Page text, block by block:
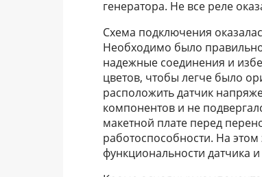
генератора. Не все реле
Схема подключения
Необходимо было
надежные соединения и
цветов, чтобы легче было
расположить датчик
компонентов и не
макетной плате перед
работоспособности. На
функциональности датчика